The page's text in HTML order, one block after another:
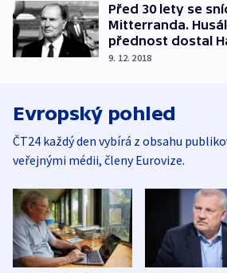
Před 30 lety se
Mitterranda.
přednost dostal
9. 12. 2018
Evropský pohled
ČT24 každý den vybírá z obsahu
veřejnými médii, členy Eurovize.